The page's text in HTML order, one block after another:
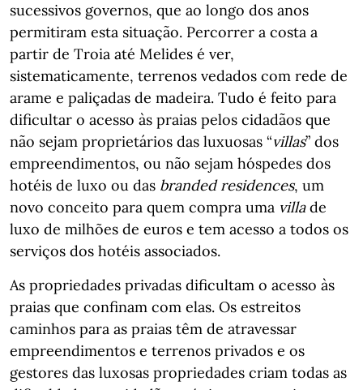
sucessivos governos, que ao longo dos anos
permitiram esta situação. Percorrer a costa a
partir de Troia até Melides é ver,
sistematicamente, terrenos vedados com rede de
arame e paliçadas de madeira. Tudo é feito para
dificultar o acesso às praias pelos cidadãos que
não sejam proprietários das luxuosas “villas” dos
empreendimentos, ou não sejam hóspedes dos
hotéis de luxo ou das branded residences, um
novo conceito para quem compra uma villade
luxo de milhões de euros e tem acesso a todos os
serviços dos hotéis associados.
As propriedades privadas dificultam o acesso às
praias que confinam com elas. Os estreitos
caminhos para as praias têm de atravessar
empreendimentos e terrenos privados e os
gestores das luxosas propriedades criam todas as